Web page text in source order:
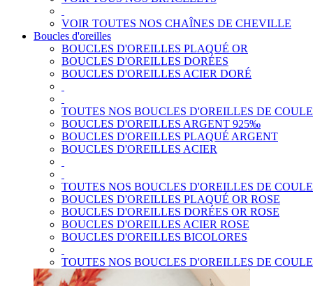
VOIR TOUTES NOS CHAÎNES DE CHEVILLE
Boucles d'oreilles
BOUCLES D'OREILLES PLAQUÉ OR
BOUCLES D'OREILLES DORÉES
BOUCLES D'OREILLES ACIER DORÉ
TOUTES NOS BOUCLES D'OREILLES DE
BOUCLES D'OREILLES ARGENT 925‰
BOUCLES D'OREILLES PLAQUÉ ARGENT
BOUCLES D'OREILLES ACIER
TOUTES NOS BOUCLES D'OREILLES DE
BOUCLES D'OREILLES PLAQUÉ OR ROSE
BOUCLES D'OREILLES DORÉES OR ROSE
BOUCLES D'OREILLES ACIER ROSE
BOUCLES D'OREILLES BICOLORES
TOUTES NOS BOUCLES D'OREILLES DE